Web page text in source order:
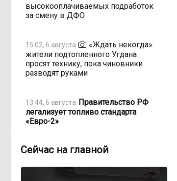
высокооплачиваемых подработок
за смену в ДФО
15:02, 6 августа
«Ждать некогда»:
жители подтопленного Угдана
просят технику, пока чиновники
разводят руками
13:44, 6 августа Правительство РФ
легализует топливо стандарта
«Евро-2»
12:33, 6 августа Власти: Забайкалье
Сейчас на главной